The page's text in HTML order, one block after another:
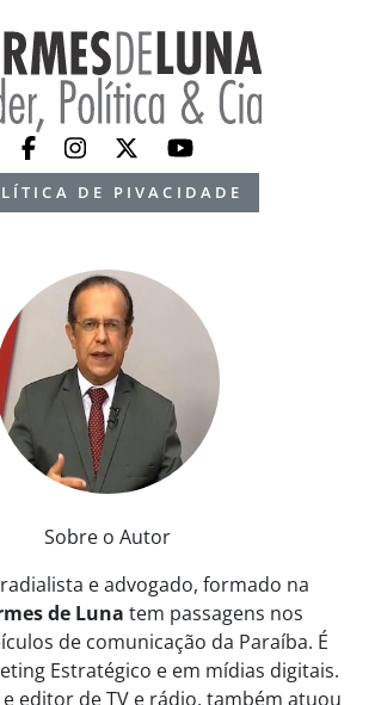
DE PIVACIDADE
Sobre o Autor
e advogado, formado na
de Luna tem passagens nos
de comunicação da Paraíba. É
Estratégico e em mídias digitais.
editor de TV e rádio, também atuou